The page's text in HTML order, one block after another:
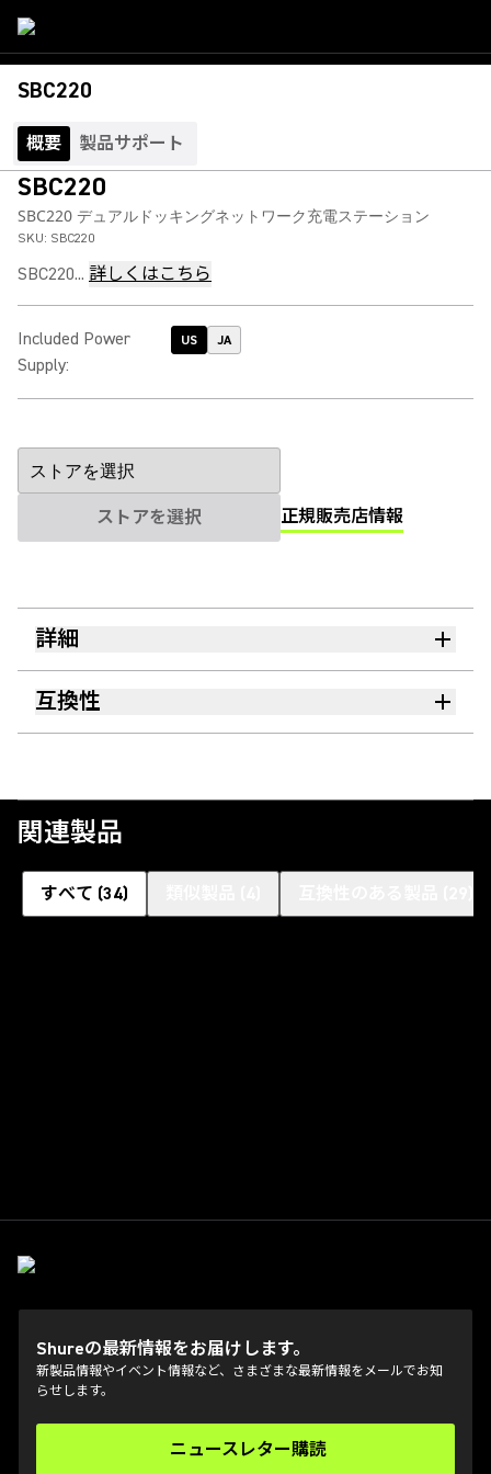
SBC220
概要 製品サポート
SBC220
SBC220 デュアルドッキングネットワーク充電ステーション
SKU: SBC220
SBC220... 詳しくはこちら
Included Power
Supply:
US JA
ストアを選択 正規販売店情報
詳細
互換性
関連製品
すべて (34)
Shureの最新情報をお届けします。
新製品情報やイベント情報など、さまざまな最新情報をメールでお知
らせします。
ニュースレター購読
(Opens in a new tab)